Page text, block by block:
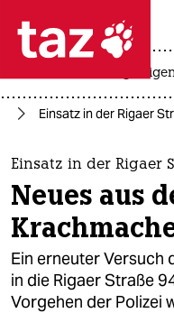
 taz
themen
politik
öko
gesellschaft
Einsatz in der Rigaer
Einsatz in der Rigaer
Neues aus
Ein erneuter Versuch
in die Rigaer Straße
Vorgehen der Polizei